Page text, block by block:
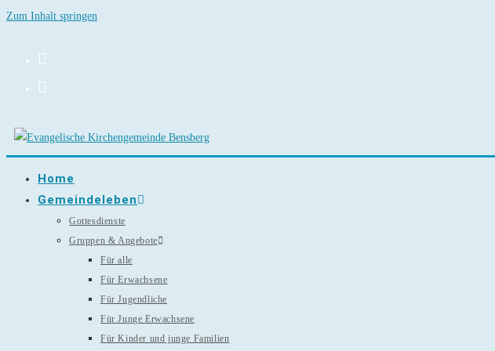
Zum Inhalt springen
Home
Gemeindeleben
Gottesdienste
Gruppen & Angebote
Für alle
Für Erwachsene
Für Jugendliche
Für Junge Erwachsene
Für Kinder und junge Familien